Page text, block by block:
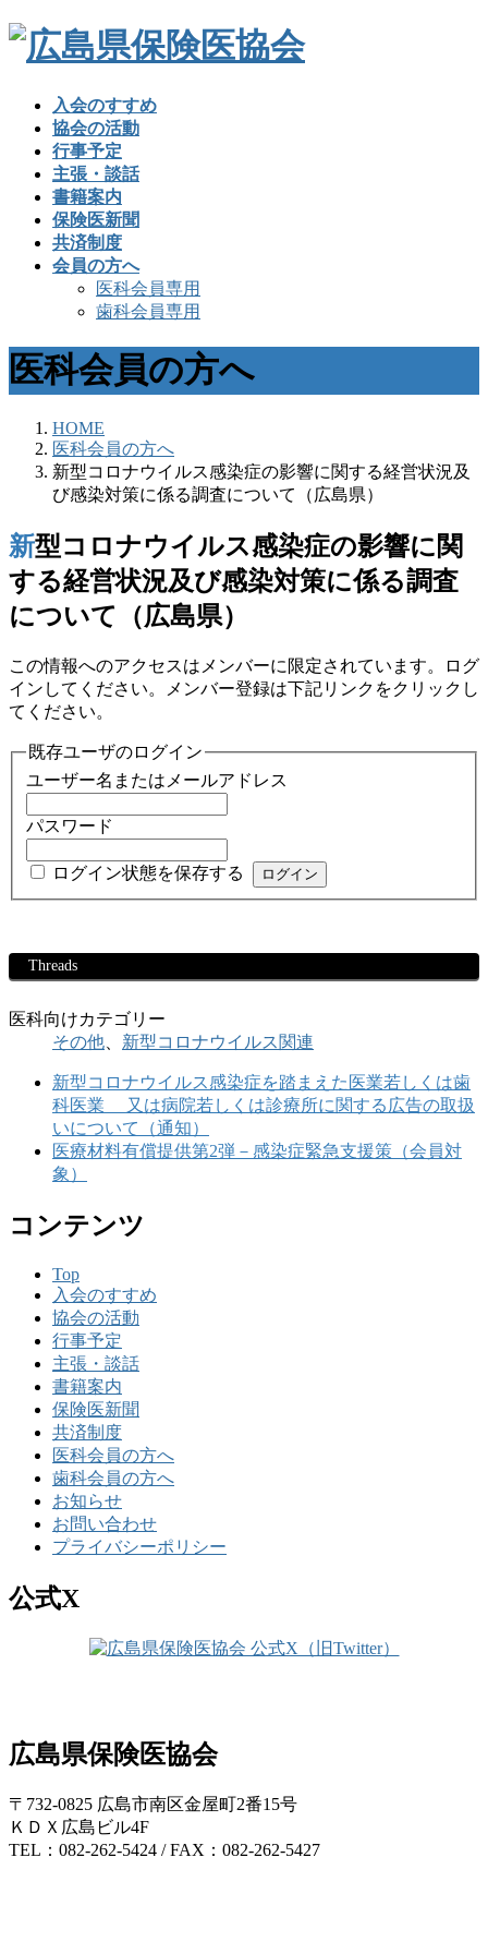
入会のすすめ
協会の活動
行事予定
主張・談話
書籍案内
保険医新聞
共済制度
会員の方へ
医科会員専用
歯科会員専用
医科会員の方へ
HOME
医科会員の方へ
新型コロナウイルス感染症の影響に関する経営状況及
び感染対策に係る調査について（広島県）
新型コロナウイルス感染症の影響に関
する経営状況及び感染対策に係る調査
について（広島県）
この情報へのアクセスはメンバーに限定されています。ログ
インしてください。メンバー登録は下記リンクをクリックし
てください。
既存ユーザのログイン
ユーザー名またはメールアドレス
パスワード
ログイン状態を保存する
Threads
医科向けカテゴリー
その他
新型コロナウイルス関連
新型コロナウイルス感染症を踏まえた医業若しくは歯
科医業 又は病院若しくは診療所に関する広告の取扱
いについて（通知）
医療材料有償提供第2弾－感染症緊急支援策（会員対
象）
コンテンツ
Top
入会のすすめ
協会の活動
行事予定
主張・談話
書籍案内
保険医新聞
共済制度
医科会員の方へ
歯科会員の方へ
お知らせ
お問い合わせ
プライバシーポリシー
公式X
広島県保険医協会
〒732-0825 広島市南区金屋町2番15号
ＫＤＸ広島ビル4F
TEL：082-262-5424 / FAX：082-262-5427